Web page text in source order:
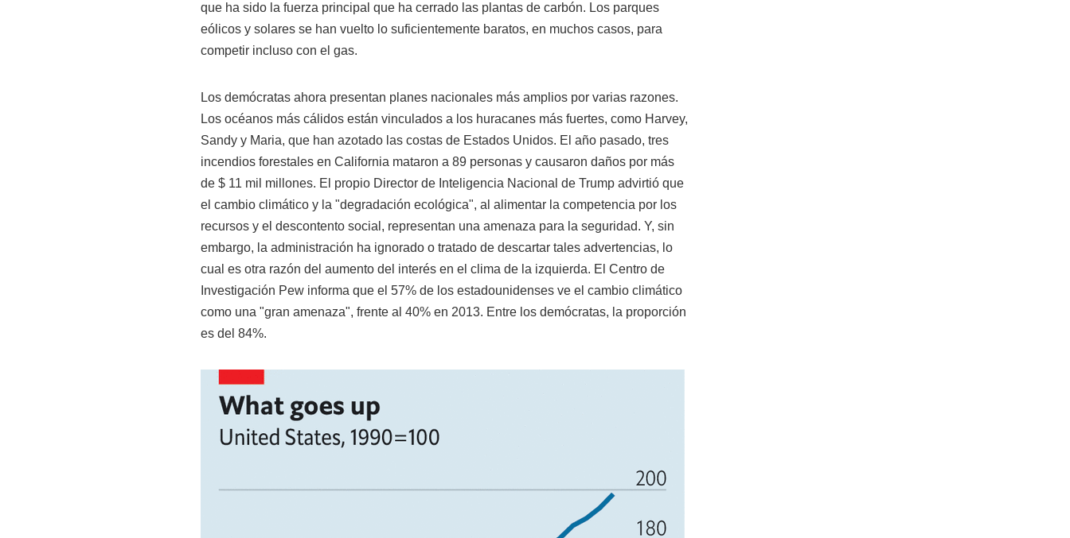
que ha sido la fuerza principal que ha cerrado las plantas de carbón. Los parques
eólicos y solares se han vuelto lo suficientemente baratos, en muchos casos, para
competir incluso con el gas.
Los demócratas ahora presentan planes nacionales más amplios por varias razones.
Los océanos más cálidos están vinculados a los huracanes más fuertes, como Harvey,
Sandy y Maria, que han azotado las costas de Estados Unidos. El año pasado, tres
incendios forestales en California mataron a 89 personas y causaron daños por más
de $ 11 mil millones. El propio Director de Inteligencia Nacional de Trump advirtió que
el cambio climático y la "degradación ecológica", al alimentar la competencia por los
recursos y el descontento social, representan una amenaza para la seguridad. Y, sin
embargo, la administración ha ignorado o tratado de descartar tales advertencias, lo
cual es otra razón del aumento del interés en el clima de la izquierda. El Centro de
Investigación Pew informa que el 57% de los estadounidenses ve el cambio climático
como una "gran amenaza", frente al 40% en 2013. Entre los demócratas, la proporción
es del 84%.